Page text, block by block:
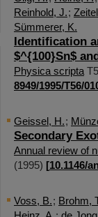
Reinhold, J.;
Sümmerer, K.
Identification
$^{100}Sn$
Physica scripta
8949/1995/T56/
Geissel, H.;
Secondary
Annual review of
(1995) [10.1146/
Voss, B.; Brohm,